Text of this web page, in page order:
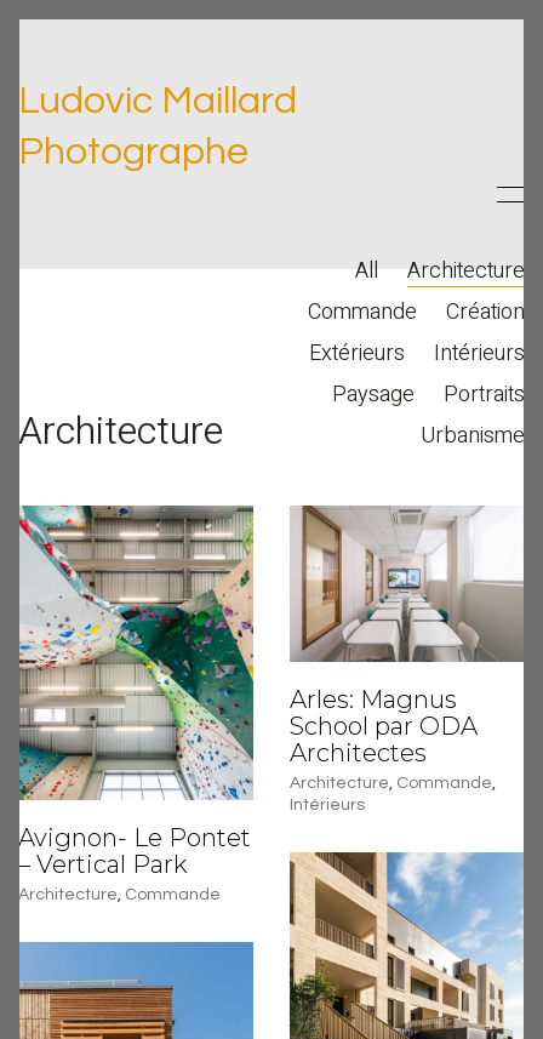
Ludovic Maillard
Photographe
Architecture
All
Architecture
Commande
Création
Extérieurs
Intérieurs
Paysage
Portraits
Urbanisme
Avignon- Le Pontet
– Vertical Park
Architecture Commande
Arles: Magnus
School par ODA
Architectes
Architecture, Commande,
Intérieurs